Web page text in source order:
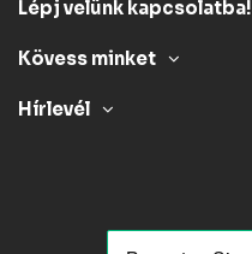
Lépj velünk kapcsolatba!
Kövess minket
Hírlevél